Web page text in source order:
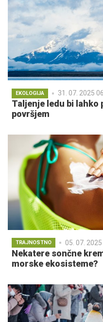
EKOLOGIJA 31. 07. 2025
Taljenje ledu bi lahko
površjem
TRAJNOSTNO 05. 07.
Nekatere sončne
morske ekosisteme?